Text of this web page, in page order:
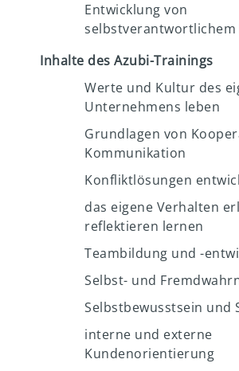
Entwicklung von
selbstverantwortlichem
Inhalte des Azubi-Trainings
Werte und Kultur des
Unternehmens leben
Grundlagen von
Kommunikation
Konfliktlösungen
das eigene Verhalten
reflektieren lernen
Teambildung und -
Selbst- und
Selbstbewusstsein und
interne und externe
Kundenorientierung